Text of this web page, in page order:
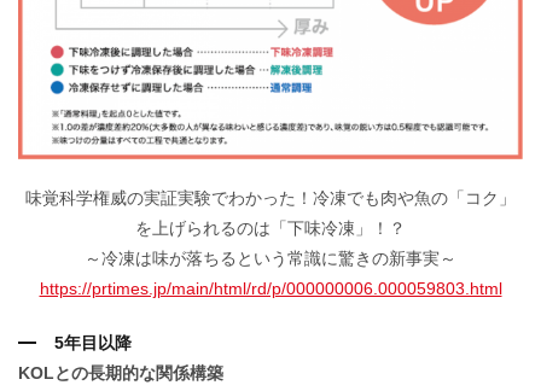
味覚科学権威の実証実験でわかった！冷凍でも肉や魚の「コク」
を上げられるのは「下味冷凍」！？
～冷凍は味が落ちるという常識に驚きの新事実～
https://prtimes.jp/main/html/rd/p/000000006.000059803.html
5年目以降
KOLとの長期的な関係構築